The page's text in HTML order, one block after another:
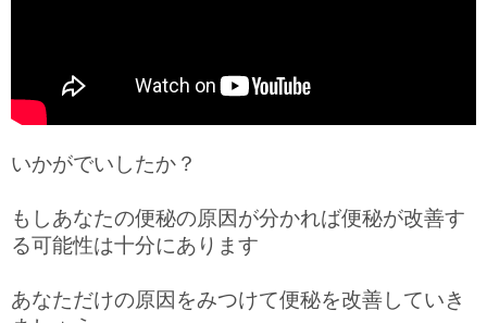
いかがでいしたか？
もしあなたの便秘の原因が分かれば便秘が改善す
る可能性は十分にあります
あなただけの原因をみつけて便秘を改善していき